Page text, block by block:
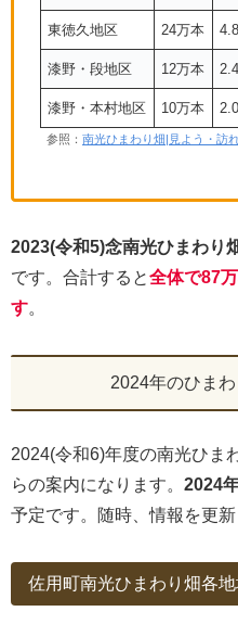
東徳久地区 24万本
漆野・段地区 12万本
漆野・本村地区 10万本
参照： 南光ひまわり畑|見よう・訪
2023(令和5)念南光ひまわり
です。合計すると全体で87
す。
2024年のひま
2024(令和6)年度の南光ひま
らの案内になります。 2024
予定です。随時、情報を更新
佐用町南光ひまわり畑各